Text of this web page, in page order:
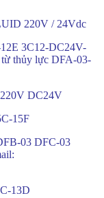
220V / 24Vdc
3C12-DC24V-
thủy lực DFA-03-
DC24V
15F
03 DFC-03
13D